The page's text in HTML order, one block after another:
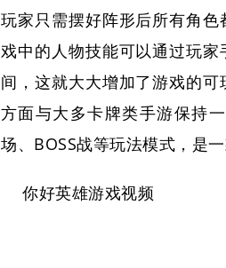
玩家只需摆好阵形后所有角
戏中的人物技能可以通过玩
间，这就大大增加了游戏的
方面与大多卡牌类手游保持
场、BOSS战等玩法模式，是
你好英雄游戏视频